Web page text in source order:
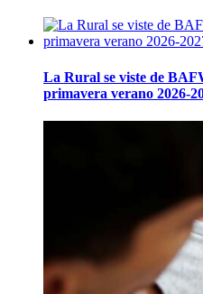
La Rural se viste de
primavera verano 2026-